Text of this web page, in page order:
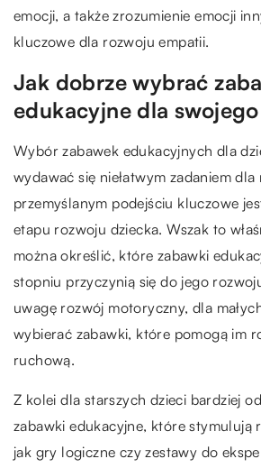
emocji, a także zrozumienie emocji
kluczowe dla rozwoju empatii.
Jak dobrze wybrać
edukacyjne dla
Wybór zabawek edukacyjnych dla
wydawać się niełatwym zadaniem
przemyślanym podejściu kluczowe
etapu rozwoju dziecka. Wszak to
można określić, które zabawki
stopniu przyczynią się do jego
uwagę rozwój motoryczny, dla
wybierać zabawki, które pomogą im
ruchową.
Z kolei dla starszych dzieci bardziej
zabawki edukacyjne, które stymulują
jak gry logiczne czy zestawy do